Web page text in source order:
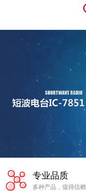
专业品质
多种产品，值得信赖